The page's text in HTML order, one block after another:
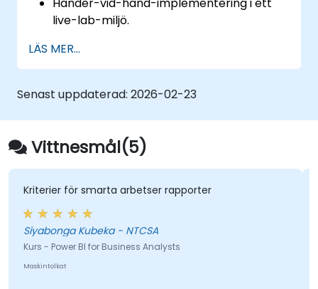
live-lab-miljö.
slutet av kursen.
LÄS MER...
Senast uppdaterad: 2026-02-23
Vittnesmål(5)
Kriterier för smarta arbetser rapporter
Siyabonga Kubeka - NTCSA
Kurs - Power BI for Business Analysts
Maskintolkat